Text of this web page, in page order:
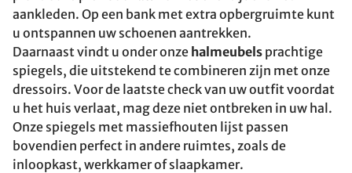
aankleden. Op een bank met extra opbergruimte kunt
u ontspannen uw schoenen aantrekken.
Daarnaast vindt u onder onze halmeubels prachtige
spiegels, die uitstekend te combineren zijn met onze
dressoirs. Voor de laatste check van uw outfit voordat
u het huis verlaat, mag deze niet ontbreken in uw hal.
Onze spiegels met massiefhouten lijst passen
bovendien perfect in andere ruimtes, zoals de
inloopkast, werkkamer of slaapkamer.